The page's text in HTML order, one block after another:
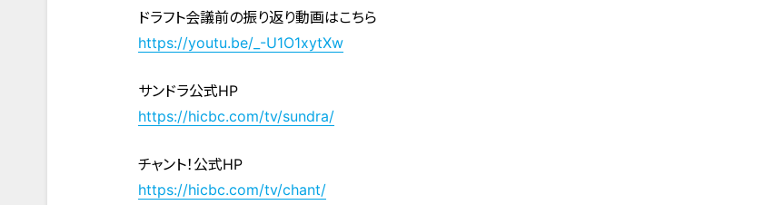
ドラフト会議前の振り返り動画はこちら
https://youtu.be/_-U1O1xytXw
サンドラ公式HP
https://hicbc.com/tv/sundra/
チャント！公式HP
https://hicbc.com/tv/chant/